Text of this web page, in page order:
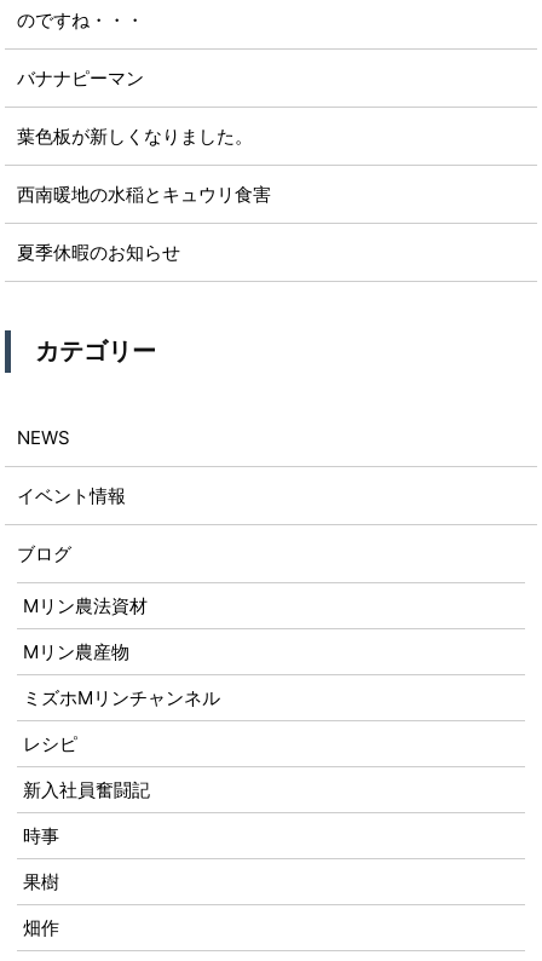
のですね・・・
バナナピーマン
葉色板が新しくなりました。
西南暖地の水稲とキュウリ食害
夏季休暇のお知らせ
カテゴリー
NEWS
イベント情報
ブログ
Mリン農法資材
Mリン農産物
ミズホMリンチャンネル
レシピ
新入社員奮闘記
時事
果樹
畑作